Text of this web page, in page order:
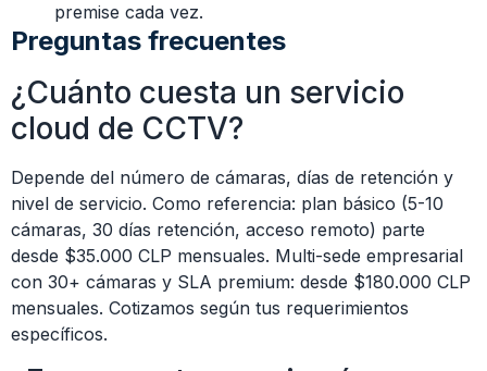
premise cada vez.
Preguntas frecuentes
¿Cuánto cuesta un servicio
cloud de CCTV?
Depende del número de cámaras, días de retención y
nivel de servicio. Como referencia: plan básico (5-10
cámaras, 30 días retención, acceso remoto) parte
desde $35.000 CLP mensuales. Multi-sede empresarial
con 30+ cámaras y SLA premium: desde $180.000 CLP
mensuales. Cotizamos según tus requerimientos
específicos.